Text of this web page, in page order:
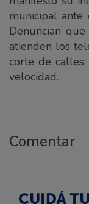
municipal ante
Denuncian
atienden los
corte de calles
velocidad.
Comentar